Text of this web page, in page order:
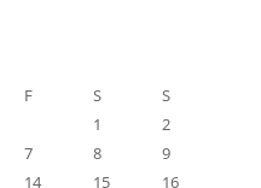
F S
S
1
2
7 8
9
14 15
16